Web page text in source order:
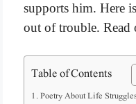
supports him. Here
out of trouble. Read
Table of Contents
Poetry About Life